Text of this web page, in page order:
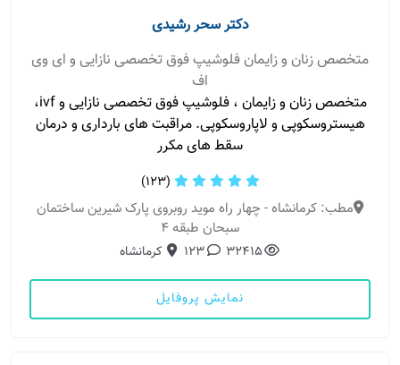
دکتر سحر رشیدی
متخصص زنان و زایمان فلوشیپ فوق تخصصی نازایی و ای وی
اف
متخصص زنان و زایمان ، فلوشيپ فوق تخصصی نازایی و ivf،
هیستروسکوپی و لاپاروسکوپی. مراقبت های بارداری و درمان
سقط های مکرر
(123)
مطب: کرمانشاه - چهار راه موید روبروی پارک شیرین ساختمان
سبحان طبقه ۴
32415
123 کرمانشاه
نمایش پروفایل